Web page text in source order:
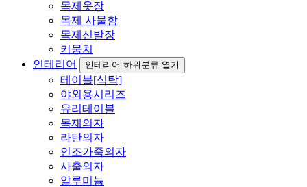
목제옷장
목제 사물함
목제신발장
키뭉치
인테리어
인테리어 하위분류 열기
테이블[식탁]
야외용시리즈
유리테이블
목재의자
라탄의자
인조가죽의자
사출의자
알루미늄